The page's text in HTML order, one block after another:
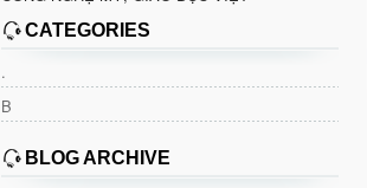
CATEGORIES
.
B
BLOG ARCHIVE